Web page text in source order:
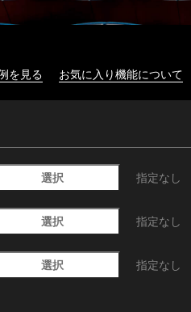
を見る お気に入り機能について
選択 指定なし
選択 指定なし
選択 指定なし